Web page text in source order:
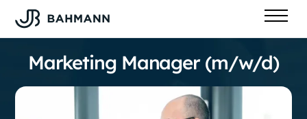
Marketing Manager (m/w/d)